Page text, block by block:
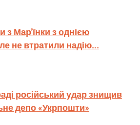
з Мар'їнки з однією
не втратили надію...
російський удар знищив
депо «Укрпошти»